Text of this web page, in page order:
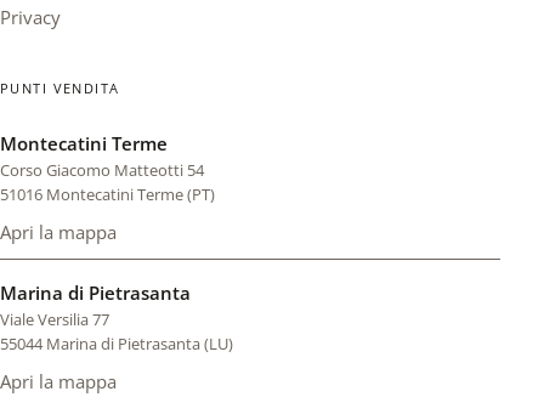
Privacy
PUNTI VENDITA
Montecatini Terme
Corso Giacomo Matteotti 54
51016 Montecatini Terme (PT)
Apri la mappa
di Montecatini Terme (si apre in una scheda nuova)
Marina di Pietrasanta
Viale Versilia 77
55044 Marina di Pietrasanta (LU)
Apri la mappa